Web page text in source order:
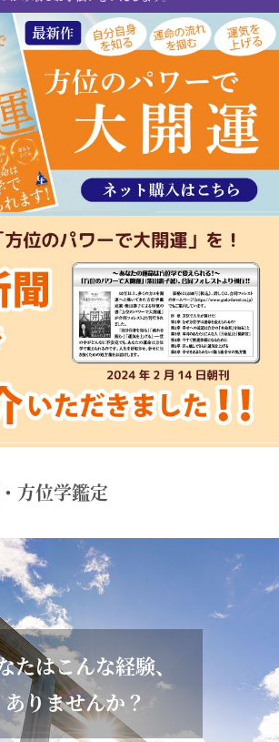
方位学鑑定
たはこんな経験、
ありませんか？